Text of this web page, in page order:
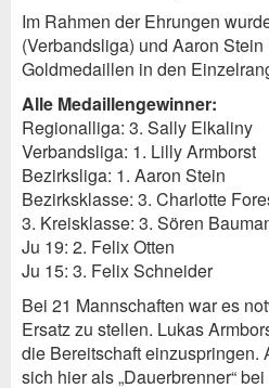
Im Rahmen der Ehrungen
(Verbandsliga) und Aaron
Goldmedaillen in den
Alle Medaillengewinner:
Regionalliga: 3. Sally Elkaliny
Verbandsliga: 1. Lilly Armborst
Bezirksliga: 1. Aaron Stein
Bezirksklasse: 3. Charlotte
3. Kreisklasse: 3. Sören
Ju 19: 2. Felix Otten
Ju 15: 3. Felix Schneider
Bei 21 Mannschaften war es
Ersatz zu stellen. Lukas
die Bereitschaft einzuspringen.
sich hier als „Dauerbrenner“